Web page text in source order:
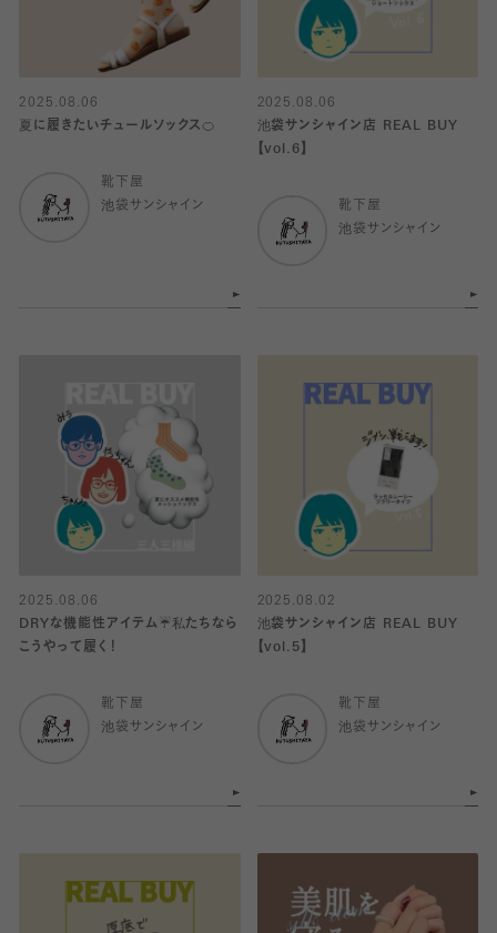
2025.08.06
夏に履きたいチュールソックス🍊
靴下屋
池袋サンシャイン
2025.08.06
池袋サンシャイン店 REAL BUY
【vol.6】
靴下屋
池袋サンシャイン
2025.08.06
DRYな機能性アイテム☔️私たちなら
こうやって履く！
靴下屋
池袋サンシャイン
2025.08.02
池袋サンシャイン店 REAL BUY
【vol.5】
靴下屋
池袋サンシャイン